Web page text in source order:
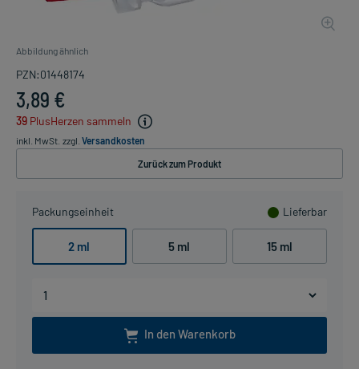
Abbildung ähnlich
PZN:01448174
3,89 €
39 PlusHerzen sammeln
inkl. MwSt. zzgl. Versandkosten
Zurück zum Produkt
Packungseinheit Lieferbar
2 ml 5 ml 15 ml
In den Warenkorb